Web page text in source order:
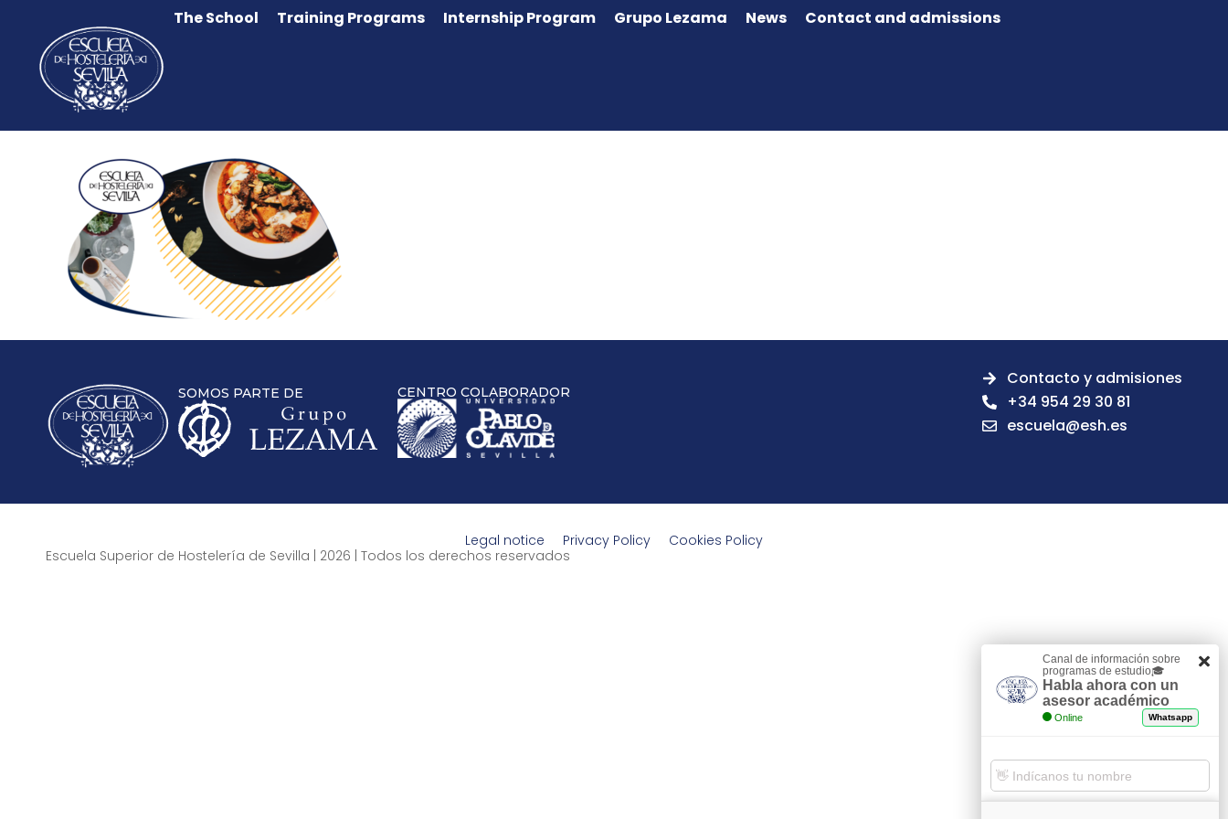
The School Training Programs Internship Program Grupo Lezama News Contact and admissions
SOMOS PARTE DE CENTRO COLABORADOR
Contacto y admisiones
+34 954 29 30 81
escuela@esh.es
Legal notice Privacy Policy
Cookies Policy
Escuela Superior de Hostelería de Sevilla | 2026 | Todos los derechos reservados
Canal de información sobre
programas de estudio🎓
Habla ahora con un
asesor académico
Online Whatsapp